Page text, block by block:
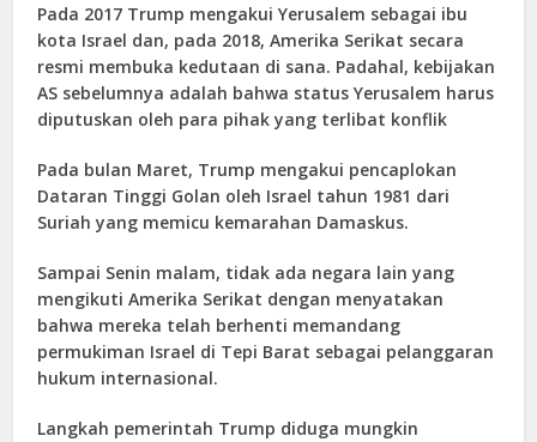
Pada 2017 Trump mengakui Yerusalem sebagai ibu
kota Israel dan, pada 2018, Amerika Serikat secara
resmi membuka kedutaan di sana. Padahal, kebijakan
AS sebelumnya adalah bahwa status Yerusalem harus
diputuskan oleh para pihak yang terlibat konflik
Pada bulan Maret, Trump mengakui pencaplokan
Dataran Tinggi Golan oleh Israel tahun 1981 dari
Suriah yang memicu kemarahan Damaskus.
Sampai Senin malam, tidak ada negara lain yang
mengikuti Amerika Serikat dengan menyatakan
bahwa mereka telah berhenti memandang
permukiman Israel di Tepi Barat sebagai pelanggaran
hukum internasional.
Langkah pemerintah Trump diduga mungkin